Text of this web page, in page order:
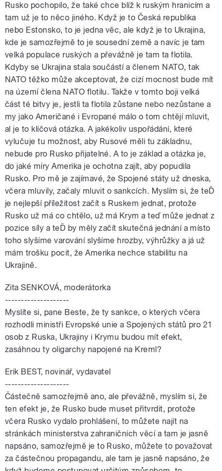
Rusko pochopilo, že také chce blíž k ruským hranicím a
tam už je to něco jiného. Když je to Česká republika
nebo Estonsko, to je jedna věc, ale když je to Ukrajina,
kde je samozřejmě to je sousední země a navíc je tam
velká populace ruských a převážně je tam ta flotila.
Kdyby se Ukrajina stala součástí a členem NATO, tak
NATO těžko může akceptovat, že cizí mocnost bude mít
na území člena NATO flotilu. Takže v tomto boji velká
část té bitvy je, jestli ta flotila zůstane nebo nezůstane a
my jako Američané i Evropané málo o tom chtějí mluvit,
al je to klíčová otázka. A jakékoliv uspořádání, které
vylučuje tu možnost, aby Rusové měli tu základnu,
nebude pro Rusko přijatelné. A to je základ a otázka je,
do jaké míry Amerika je ochotna zajít, aby popudila
Rusko. Pro mě je zajímavé, že Spojené státy už dneska,
včera mluvily, začaly mluvit o sankcích. Myslím si, že teĎ
je nejlepší příležitost začít s Ruskem jednat, protože
Rusko už má co chtělo, už má Krym a teď může jednat z
pozice síly a teĎ by měly začít skutečná jednání a místo
toho slyšíme varování slyšíme hrozby, výhrůžky a já už
mám trošku pocit, že Amerika nechce stabilitu na
Ukrajině.
Zita SENKOVÁ, moderátorka
--------------------
Myslíte si, pane Beste, že ty sankce, o kterých včera
rozhodli ministři Evropské unie a Spojených států pro 21
osob z Ruska, Ukrajiny i Krymu budou mít efekt,
zasáhnou ty oligarchy napojené na Kreml?
Erik BEST, novinář, vydavatel
--------------------
Částečně samozřejmě ano, ale převážně, myslím si, že
ten efekt je, že Rusko bude muset přitvrdit, protože
včera Rusko vydalo prohlášení, to můžete najít na
stránkách ministerstva zahraničních věcí a tam je jasně
napsáno, samozřejmě je to Rusko, můžete to považovat
za částečnou propagandu, ale tam je jasně napsáno, že